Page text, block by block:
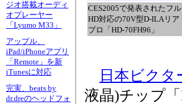
ジオ搭載オーディ
オプレーヤー
「Lyumo M33」
アップル、
iPad/iPhoneアプリ
「Remote」を新
iTunesに対応
完実、beats by
dr.dreのヘッドフォ
CES2005で発表されたフル
HD対応の70V型D-ILAリア
プロ「HD-70FH96」
日本ビクタ
液晶)チップ